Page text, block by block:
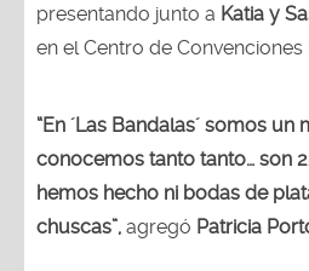
presentando junto a Katia y
en el Centro de
“En ´Las Bandalas´ somos
conocemos tanto tanto… son
hemos hecho ni bodas de
chuscas”, agregó Patricia